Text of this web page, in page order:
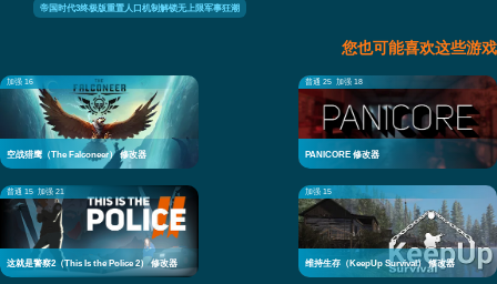
帝国时代3终极版重置人口机制解锁无上限军事狂潮
您也可能喜欢这些游戏
加强 16
空战猎鹰（The Falconeer） 修改器
普通 25 加强 18
PANICORE 修改器
普通 15 加强 21
这就是警察2（This Is the Police 2） 修改器
加强 15
维持生存（KeepUp Survival） 修改器